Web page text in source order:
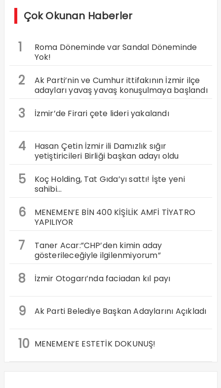
Çok Okunan Haberler
1
Roma Döneminde var Sandal Döneminde
Yok!
2
Ak Parti’nin ve Cumhur ittifakının İzmir ilçe
adayları yavaş yavaş konuşulmaya başlandı
3 İzmir’de Firari çete lideri yakalandı
4
Hasan Çetin İzmir ili Damızlık sığır
yetiştiricileri Birliği başkan adayı oldu
5
Koç Holding, Tat Gıda’yı sattı! İşte yeni
sahibi…
6
MENEMEN’E BİN 400 KİŞİLİK AMFİ TİYATRO
YAPILIYOR
7
Taner Acar:”CHP’den kimin aday
gösterileceğiyle ilgilenmiyorum”
8 İzmir Otogarı’nda faciadan kıl payı
9 Ak Parti Belediye Başkan Adaylarını Açıkladı
10 MENEMEN’E ESTETİK DOKUNUŞ!